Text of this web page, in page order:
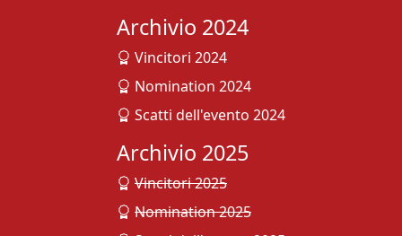
Archivio 2024
Vincitori 2024
Nomination 2024
Scatti dell'evento 2024
Archivio 2025
Vincitori 2025
Nomination 2025